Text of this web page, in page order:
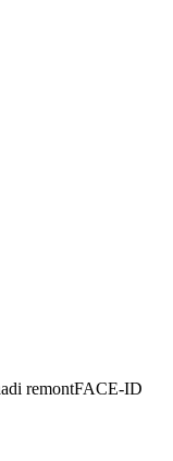
remontFACE-ID